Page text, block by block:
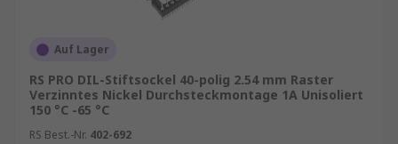
bestückter Steckverbinder mit zwei parallelen
Rastermaß angeordnet, was eine standardisierte
und anderen Komponenten oder Modulen
ermöglicht. Die typische Anzahl der Pins variiert
je nach Anwendung, kann jedoch von wenigen bis
Auf Lager
RS PRO DIL-Stiftsockel 40-polig 2.54 mm Raster
Verzinntes Nickel Durchsteckmontage 1A Unisoliert
150 °C -65 °C
RS Best.-Nr. 402-692